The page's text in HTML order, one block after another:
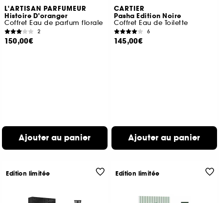
L'ARTISAN PARFUMEUR
Histoire D'oranger
Coffret Eau de parfum florale
2
150,00€
Ajouter au panier
CARTIER
Pasha Edition Noire
Coffret Eau de Toilette
6
145,00€
Ajouter au panier
Edition limitée Edition limitée